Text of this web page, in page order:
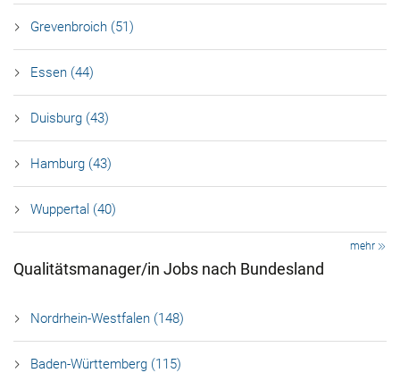
Grevenbroich (51)
Essen (44)
Duisburg (43)
Hamburg (43)
Wuppertal (40)
mehr
Qualitätsmanager/in Jobs nach Bundesland
Nordrhein-Westfalen (148)
Baden-Württemberg (115)